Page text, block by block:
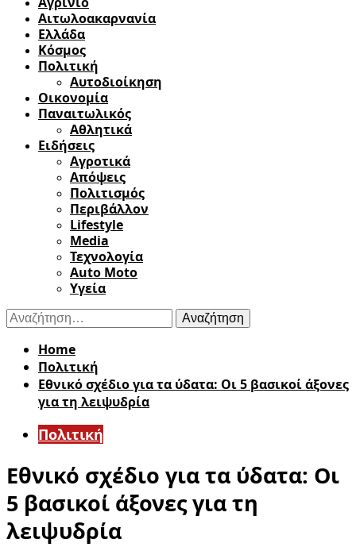
Αιτωλοακαρνανία
Ελλάδα
Κόσμος
Πολιτική
Αυτοδιοίκηση
Οικονομία
Παναιτωλικός
Αθλητικά
Ειδήσεις
Αγροτικά
Απόψεις
Πολιτισμός
Περιβάλλον
Lifestyle
Media
Τεχνολογία
Auto Moto
Υγεία
Αναζήτηση
για:
Home
Πολιτική
Εθνικό σχέδιο για τα ύδατα: Οι 5 βασικοί άξονες
για τη λειψυδρία
Πολιτική
Εθνικό σχέδιο για τα ύδατα: Οι
5 βασικοί άξονες για τη
λειψυδρία